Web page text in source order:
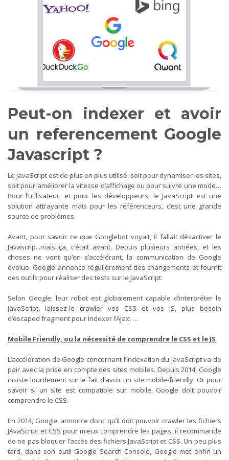
Peut-on indexer et avoir
un referencement Google
Javascript ?
Le JavaScript est de plus en plus utilisé, soit pour dynamiser les sites,
soit pour améliorer la vitesse d’affichage ou pour suivre une mode…
Pour l’utilisateur, et pour les développeurs, le JavaScript est une
solution attrayante mais pour les référenceurs, c’est une grande
source de problèmes.
Avant, pour savoir ce que Googlebot voyait, il fallait désactiver le
Javascrip...mais ça, c’était avant. Depuis plusieurs années, et les
choses ne vont qu’en s’accélérant, la communication de Google
évolue. Google annonce régulièrement des changements et fournit
des outils pour réaliser des tests sur le JavaScript.
Selon Google, leur robot est globalement capable d’interpréter le
JavaScript, laissez-le crawler vos CSS et vos JS, plus besoin
d’escaped fragment pour indexer l’Ajax, …
Mobile Friendly, ou la nécessité de comprendre le CSS et le JS
L’accélération de Google concernant l’indexation du JavaScript va de
pair avec la prise en compte des sites mobiles. Depuis 2014, Google
insiste lourdement sur le fait d’avoir un site mobile-friendly. Or pour
savoir si un site est compatible sur mobile, Google doit pouvoir
comprendre le CSS.
En 2014, Google annonce donc qu’il doit pouvoir crawler les fichiers
JAvaScript et CSS pour mieux comprendre les pages, il recommande
de ne pas bloquer l’accès des fichiers JavaScript et CSS. Un peu plus
tard, dans son outil Google Search Console, Google met enfin un